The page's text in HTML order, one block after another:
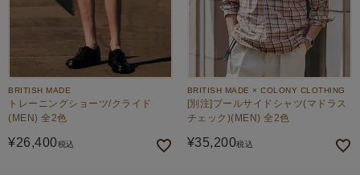
BRITISH MADE
トレーニングショーツ/クライド
(MEN) 全2色
¥26,400税込
BRITISH MADE × COLONY CLOTHING
[別注]プールサイドシャツ(マドラス
チェック)(MEN) 全2色
¥35,200税込